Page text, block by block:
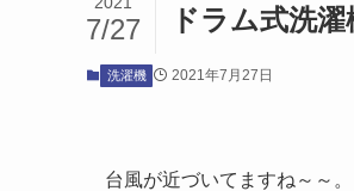
ドラム式洗
7/27
洗濯機 2021年7月27日
台風が近づいてますね～～。